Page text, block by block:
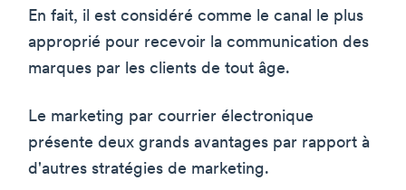
En fait, il est considéré comme le canal le plus
approprié pour recevoir la communication des
marques par les clients de tout âge.
Le marketing par courrier électronique
présente deux grands avantages par rapport à
d'autres stratégies de marketing.